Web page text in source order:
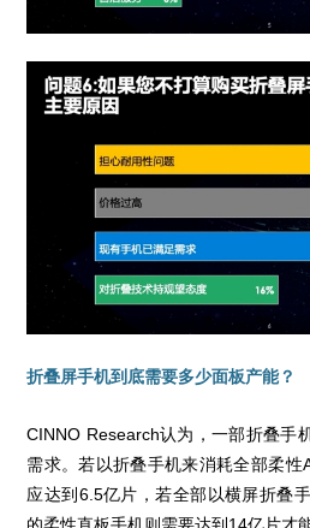
折叠屏手机到底需要多少面板产能？
CINNO Research认为，一部折叠手
需求。若以折叠手机来消耗全部柔性
应达到6.5亿片，若全部以横屏折叠